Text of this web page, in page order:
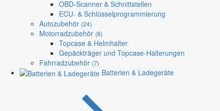
OBD-Scanner & Schnittstellen
ECU- & Schlüsselprogrammierung
Autozubehör (24)
Motorradzubehör (8)
Topcase & Helmhalter
Gepäckträger und Topcase-Halterungen
Fahrradzubehör (7)
Batterien & Ladegeräte